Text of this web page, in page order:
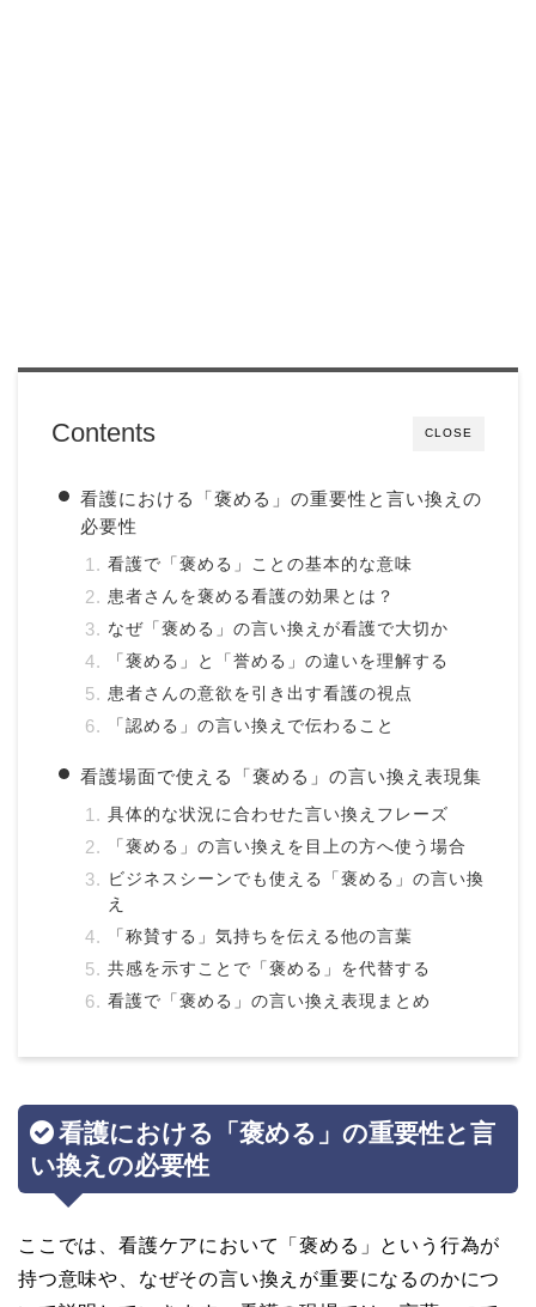
CLOSE
Contents
看護における「褒める」の重要性と言い換えの
必要性
看護で「褒める」ことの基本的な意味
患者さんを褒める看護の効果とは？
なぜ「褒める」の言い換えが看護で大切か
「褒める」と「誉める」の違いを理解する
患者さんの意欲を引き出す看護の視点
「認める」の言い換えで伝わること
看護場面で使える「褒める」の言い換え表現集
具体的な状況に合わせた言い換えフレーズ
「褒める」の言い換えを目上の方へ使う場合
ビジネスシーンでも使える「褒める」の言い換
え
「称賛する」気持ちを伝える他の言葉
共感を示すことで「褒める」を代替する
看護で「褒める」の言い換え表現まとめ
看護における「褒める」の重要性と言
い換えの必要性
ここでは、看護ケアにおいて「褒める」という行為が
持つ意味や、なぜその言い換えが重要になるのかにつ